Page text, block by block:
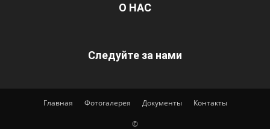
О НАС
Следуйте за нами
Главная Фотогалерея Документы Контакты
©